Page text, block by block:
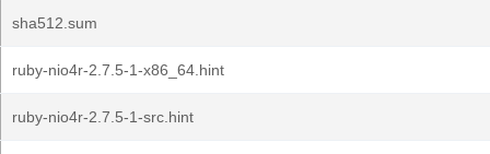
sha512.sum
ruby-nio4r-2.7.5-1-x86_64.hint
ruby-nio4r-2.7.5-1-src.hint